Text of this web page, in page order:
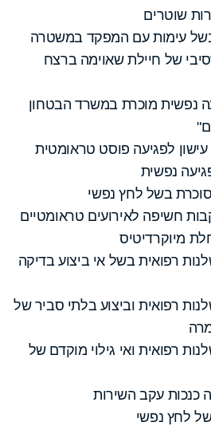
שוטרים
עימות עם המפקד במשטרה
של חיילת שאוימה ברצח
נפשית מוכרת במשרד הבטחון
לפגיעה פוסט טראומטית
נפשית
בשל לחץ נפשי
חשיפה לאירועים טראומטיים
מיוקרדיטיס
רפואית בשל אי ביצוע בדיקה
רפואית וביצוע בלתי סביר של
רפואית ואי גילוי מוקדם של
כנכות עקב השירות
לחץ נפשי